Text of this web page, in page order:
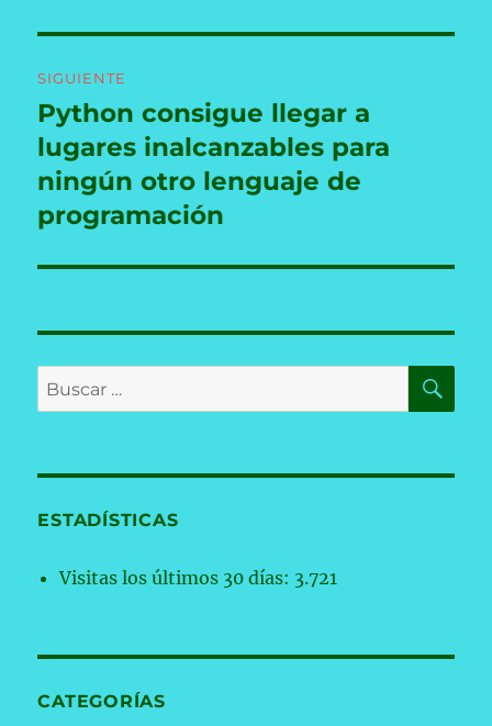
SIGUIENTE
Entrada
siguiente:
Python consigue llegar a
lugares inalcanzables para
ningún otro lenguaje de
programación
Buscar
por:
ESTADÍSTICAS
Visitas los últimos 30 días: 3.721
CATEGORÍAS